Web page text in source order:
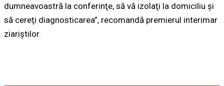
dumneavoastră la conferinţe, să vă izolaţi la domiciliu şi
să cereţi diagnosticarea”, recomandă premierul interimar
ziariștilor.